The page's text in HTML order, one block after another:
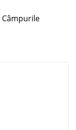
Câmpurile